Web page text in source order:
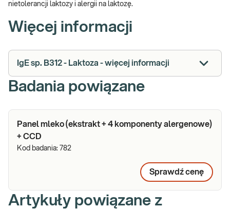
nietolerancji laktozy i alergii na laktozę.
Więcej informacji
IgE sp. B312 - Laktoza - więcej informacji
Badania powiązane
Panel mleko (ekstrakt + 4 komponenty alergenowe)
+ CCD
Kod badania: 782
Sprawdź cenę
Artykuły powiązane z